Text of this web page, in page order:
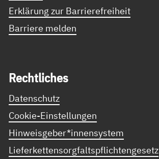
Erklärung zur Barrierefreiheit
Barriere melden
Recht­li­ches
Datenschutz
Cookie-Einstellungen
Hinweisgeber*innensystem
Lieferkettensorgfaltspflichtengesetz